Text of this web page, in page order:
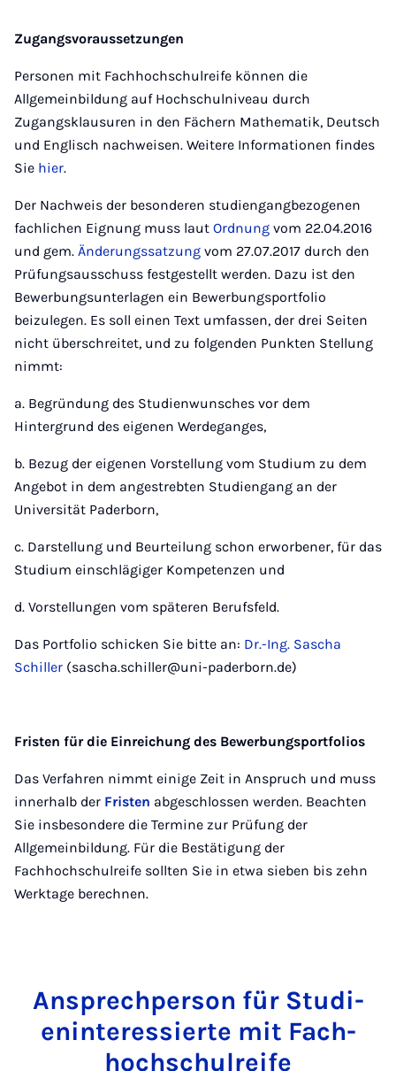
Zugangsvoraussetzungen
Personen mit Fachhochschulreife können die
Allgemeinbildung auf Hochschulniveau durch
Zugangsklausuren in den Fächern Mathematik, Deutsch
und Englisch nachweisen. Weitere Informationen findes
Sie hier.
Der Nachweis der besonderen studiengangbezogenen
fachlichen Eignung muss laut Ordnung vom 22.04.2016
und gem. Änderungssatzung vom 27.07.2017 durch den
Prüfungsausschuss festgestellt werden. Dazu ist den
Bewerbungsunterlagen ein Bewerbungsportfolio
beizulegen. Es soll einen Text umfassen, der drei Seiten
nicht überschreitet, und zu folgenden Punkten Stellung
nimmt:
a. Begründung des Studienwunsches vor dem
Hintergrund des eigenen Werdeganges,
b. Bezug der eigenen Vorstellung vom Studium zu dem
Angebot in dem angestrebten Studiengang an der
Universität Paderborn,
c. Darstellung und Beurteilung schon erworbener, für das
Studium einschlägiger Kompetenzen und
d. Vorstellungen vom späteren Berufsfeld.
Das Portfolio schicken Sie bitte an: Dr.-Ing. Sascha
Schiller (sascha.schiller@uni-paderborn.de)
Fristen für die Einreichung des Bewerbungsportfolios
Das Verfahren nimmt einige Zeit in Anspruch und muss
innerhalb der Fristen abgeschlossen werden. Beachten
Sie insbesondere die Termine zur Prüfung der
Allgemeinbildung. Für die Bestätigung der
Fachhochschulreife sollten Sie in etwa sieben bis zehn
Werktage berechnen.
An­s­prech­per­son für Stud­i­
en­in­teressierte mit Fach­
hoch­schulre­ife